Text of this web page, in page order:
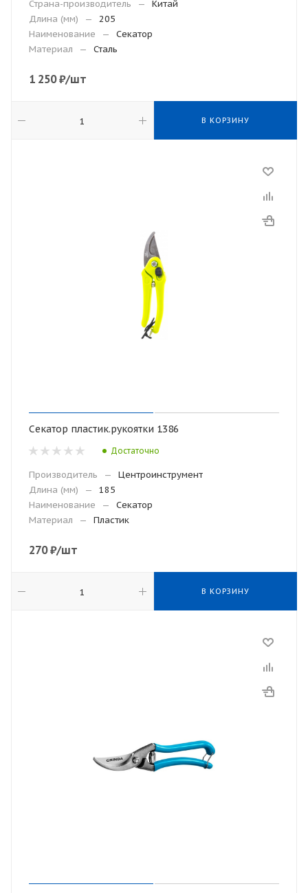
Страна-производитель —
Китай
Длина (мм)
—
205
Наименование
—
Секатор
Материал
— Сталь
1 250₽/шт
В КОРЗИНУ
Секатор пластик.рукоятки 1386
Достаточно
Производитель —
Центроинструмент
Длина (мм)
—
185
Наименование
—
Секатор
Материал
— Пластик
270₽/шт
В КОРЗИНУ